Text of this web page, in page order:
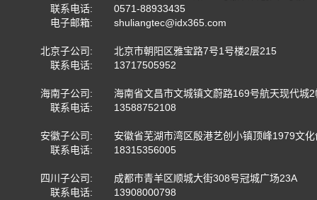
联系电话:
0571-88933435
电子邮箱:
shuliangtec@idx365.com
北京子公司:
北京市朝阳区雅宝路7号1号楼2层215
联系电话:
13717505952
海南子公司:
海南省文昌市文城镇文蔚路169号航天现代城
联系电话:
13588752108
安徽子公司:
安徽省芜湖市湾区殷港艺创小镇顶峰1979文
联系电话:
18315356005
四川子公司:
成都市青羊区顺城大街308号冠城广场23A
联系电话:
13908000798